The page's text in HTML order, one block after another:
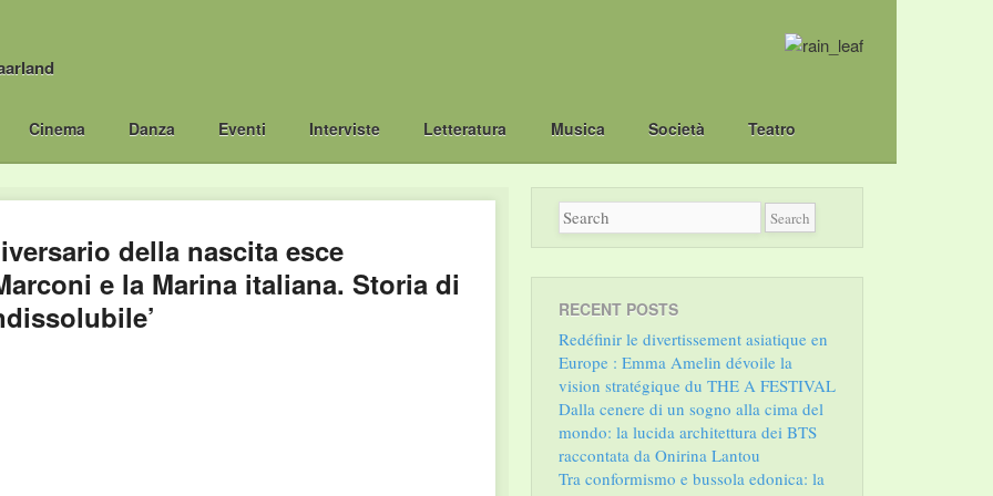
Cinema Danza Eventi Interviste Letteratura Musica Società Teatro
della nascita esce
e la Marina italiana. Storia di
RECENT POSTS
Redéfinir le divertissement asiatique en
Europe : Emma Amelin dévoile la
vision stratégique du THE A FESTIVAL
Dalla cenere di un sogno alla cima del
mondo: la lucida architettura dei BTS
raccontata da Onirina Lantou
Tra conformismo e bussola edonica: la